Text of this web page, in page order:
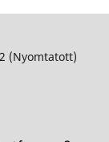
(Nyomtatott)